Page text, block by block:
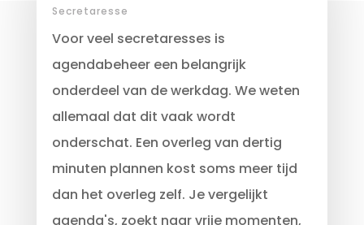
Secretaresse
Voor veel secretaresses is
agendabeheer een belangrijk
onderdeel van de werkdag. We weten
allemaal dat dit vaak wordt
onderschat. Een overleg van dertig
minuten plannen kost soms meer tijd
dan het overleg zelf. Je vergelijkt
agenda's, zoekt naar vrije momenten,